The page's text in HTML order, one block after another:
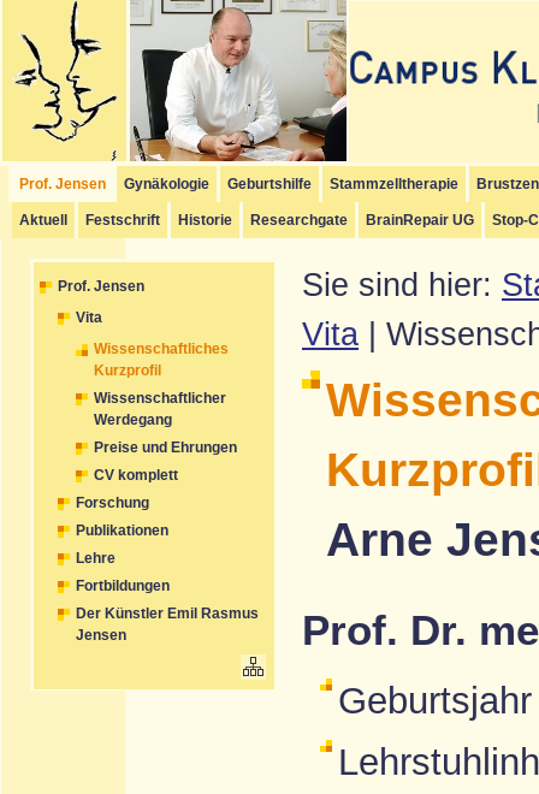
Seitenanfang
Startmenü
[
Hauptmenü
]
[
Untermenü
]
Schriftmenü
]
[
Inhalt
]
Prof. Jensen Gynäkologie Geburtshilfe Stammzelltherapie
Aktuell Festschrift Historie Researchgate BrainRepair UG Stop-
Prof. Jensen
Vita
Wissenschaftliches
Kurzprofil
Wissenschaftlicher
Werdegang
Preise und Ehrungen
CV komplett
Forschung
Publikationen
Lehre
Fortbildungen
Der Künstler Emil Rasmus
Jensen
Sie sind hier:
Vita |
Arne
Prof. Dr.